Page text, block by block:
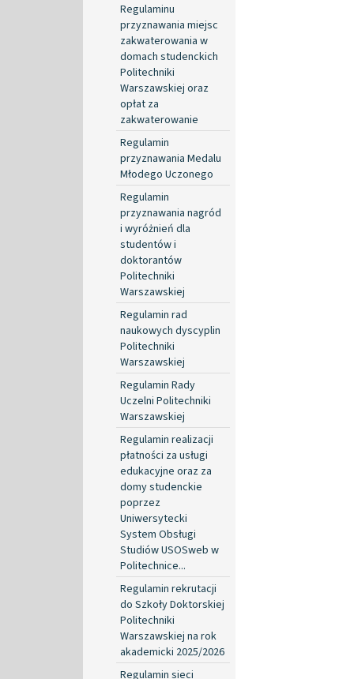
Regulaminu
przyznawania miejsc
zakwaterowania w
domach studenckich
Politechniki
Warszawskiej oraz
opłat za
zakwaterowanie
Regulamin
przyznawania Medalu
Młodego Uczonego
Regulamin
przyznawania nagród
i wyróżnień dla
studentów i
doktorantów
Politechniki
Warszawskiej
Regulamin rad
naukowych dyscyplin
Politechniki
Warszawskiej
Regulamin Rady
Uczelni Politechniki
Warszawskiej
Regulamin realizacji
płatności za usługi
edukacyjne oraz za
domy studenckie
poprzez
Uniwersytecki
System Obsługi
Studiów USOSweb w
Politechnice...
Regulamin rekrutacji
do Szkoły Doktorskiej
Politechniki
Warszawskiej na rok
akademicki 2025/2026
Regulamin sieci